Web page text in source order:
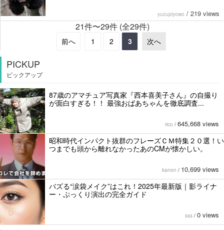
yuzupiyowo / 219 views
21件〜29件 (全29件)
前へ 1 2 3 次へ
PICKUP
ピックアップ
87歳のアマチュア写真家『西本喜美子さん』の自撮り
が面白すぎる！！ 最強おばあちゃんを徹底調査...
rico / 645,668 views
昭和時代インパクト抜群のフレーズＣＭ特集２０選！い
つまでも頭から離れなかったあのCMが懐かしい。
kanon / 10,699 views
バズる“涙袋メイク”はこれ！2025年最新版｜影ライナ
ー・ぷっくり演出の完全ガイド
sss / 0 views